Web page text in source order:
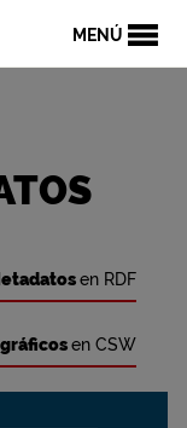
MENÚ
en RDF
en CSW